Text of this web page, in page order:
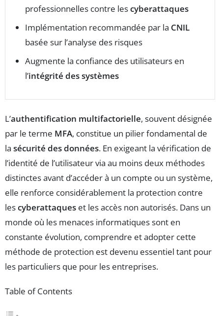
professionnelles contre lescyberattaques
Implémentation recommandée par la CNIL
basée sur l’analyse des risques
Augmente la confiance des utilisateurs en
l’intégrité des systèmes
L’authentification multifactorielle, souvent désignée
par le terme MFA, constitue un pilier fondamental de
la sécurité des données. En exigeant la vérification de
l’identité de l’utilisateur via au moins deux méthodes
distinctes avant d’accéder à un compte ou un système,
elle renforce considérablement la protection contre
lescyberattaques et les accès non autorisés. Dans un
monde où les menaces informatiques sont en
constante évolution, comprendre et adopter cette
méthode de protection est devenu essentiel tant pour
les particuliers que pour les entreprises.
Table of Contents